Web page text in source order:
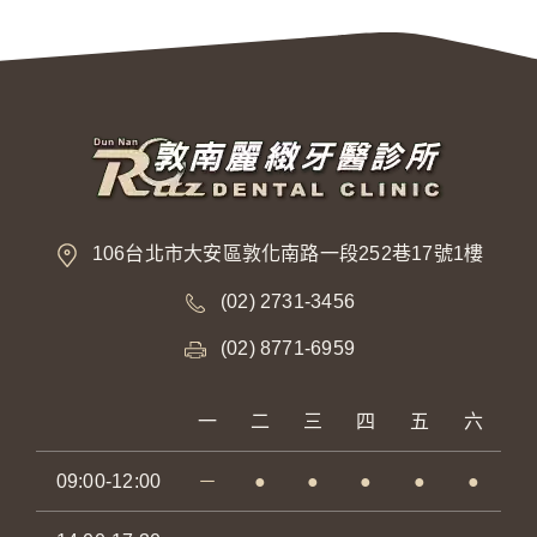
106台北市大安區敦化南路一段252巷17號1樓
(02) 2731-3456
(02) 8771-6959
一 二 三 四 五 六
09:00-12:00 － ● ● ● ● ●